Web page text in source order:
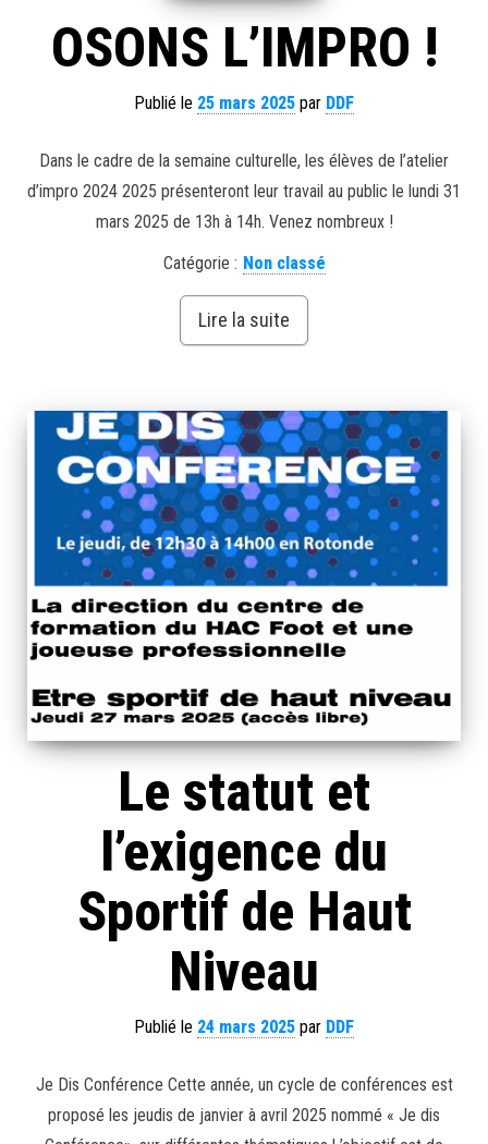
OSONS L’IMPRO !
Publié le 25 mars 2025 par DDF
Dans le cadre de la semaine culturelle, les élèves de l’atelier
d’impro 2024 2025 présenteront leur travail au public le lundi 31
mars 2025 de 13h à 14h. Venez nombreux !
Catégorie : Non classé
Lire la suite
Le statut et
l’exigence du
Sportif de Haut
Niveau
Publié le 24 mars 2025 par DDF
Je Dis Conférence Cette année, un cycle de conférences est
proposé les jeudis de janvier à avril 2025 nommé « Je dis